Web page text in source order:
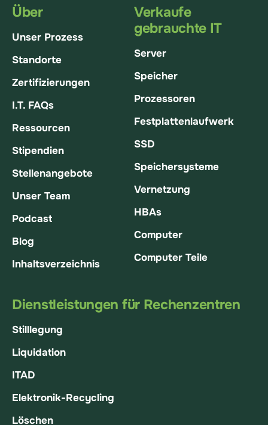
Über
Unser Prozess
Standorte
Zertifizierungen
I.T. FAQs
Ressourcen
Stipendien
Stellenangebote
Unser Team
Podcast
Blog
Inhaltsverzeichnis
Verkaufe
gebrauchte IT
Server
Speicher
Prozessoren
Festplattenlaufwerk
SSD
Speichersysteme
Vernetzung
HBAs
Computer
Computer Teile
Dienstleistungen für Rechenzentren
Stilllegung
Liquidation
ITAD
Elektronik-Recycling
Löschen